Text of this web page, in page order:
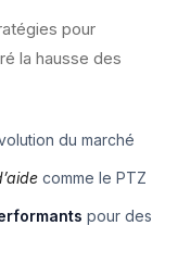
pour
la hausse des
du marché
comme le PTZ
pour des